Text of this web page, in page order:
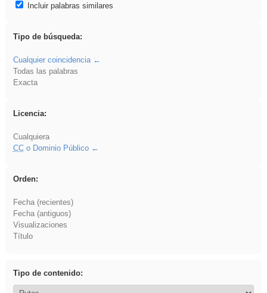
Incluir palabras similares
Tipo de búsqueda:
Cualquier coincidencia
Todas las palabras
Exacta
Licencia:
Cualquiera
CCo Dominio Público
Orden:
Fecha (recientes)
Fecha (antiguos)
Visualizaciones
Título
Tipo de contenido: